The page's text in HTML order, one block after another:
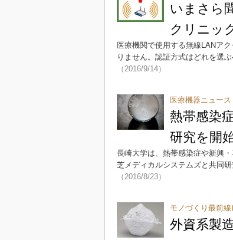
いまさら
クリニッ
医療機関で使用する無線LANア
りません。認証方式はどれを選
（2016/9/14）
医療機器ニュース
熱帯感染
研究を開
長崎大学は、熱帯感染症や新興
芝メディカルシステムズと共同
（2016/8/23）
モノづくり最前線
外資系製